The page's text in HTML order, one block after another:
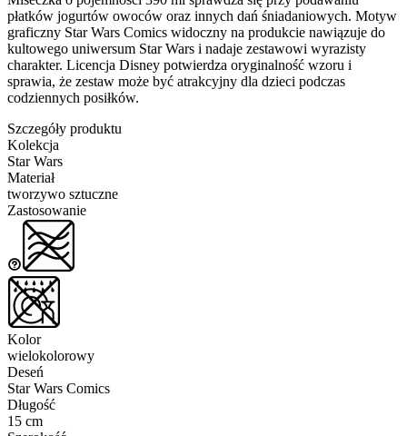
płatków jogurtów owoców oraz innych dań śniadaniowych. Motyw
graficzny Star Wars Comics widoczny na produkcie nawiązuje do
kultowego uniwersum Star Wars i nadaje zestawowi wyrazisty
charakter. Licencja Disney potwierdza oryginalność wzoru i
sprawia, że zestaw może być atrakcyjny dla dzieci podczas
codziennych posiłków.
Szczegóły produktu
Kolekcja
Star Wars
Materiał
tworzywo sztuczne
Zastosowanie
Kolor
wielokolorowy
Deseń
Star Wars Comics
Długość
15 cm